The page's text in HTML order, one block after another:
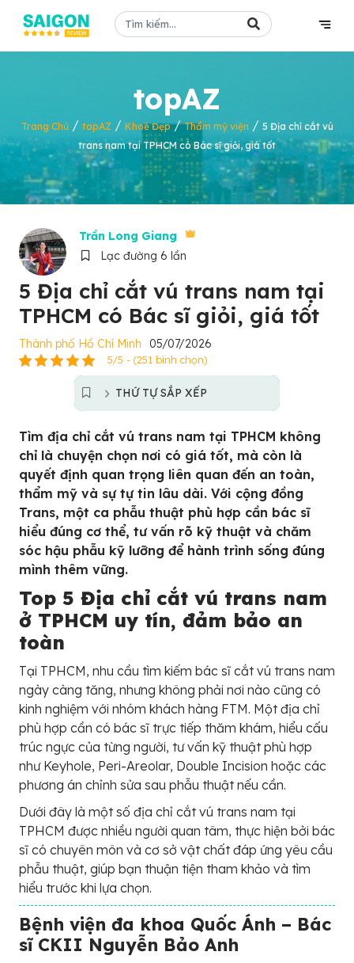
topAZ
Trang Chủ/ topAZ / Khoẻ Đẹp/Thẩm mỹ viện / 5 Địa chỉ cắt vú
trans nam tại TPHCM có Bác sĩ giỏi, giá tốt
Trần Long Giang
Lạc đường 6 lần
5 Địa chỉ cắt vú trans nam tại
TPHCM có Bác sĩ giỏi, giá tốt
Thành phố Hồ Chí Minh 05/07/2026
5/5 - (251 bình chọn)
THỨ TỰ SẮP XẾP
Tìm địa chỉ cắt vú trans nam tại TPHCM không
chỉ là chuyện chọn nơi có giá tốt, mà còn là
quyết định quan trọng liên quan đến an toàn,
thẩm mỹ và sự tự tin lâu dài. Với cộng đồng
Trans, một ca phẫu thuật phù hợp cần bác sĩ
hiểu đúng cơ thể, tư vấn rõ kỹ thuật và chăm
sóc hậu phẫu kỹ lưỡng để hành trình sống đúng
mình thêm vững.
Top 5 Địa chỉ cắt vú trans nam
ở TPHCM uy tín, đảm bảo an
toàn
Tại TPHCM, nhu cầu tìm kiếm bác sĩ cắt vú trans nam
ngày càng tăng, nhưng không phải nơi nào cũng có
kinh nghiệm với nhóm khách hàng FTM. Một địa chỉ
phù hợp cần có bác sĩ trực tiếp thăm khám, hiểu cấu
trúc ngực của từng người, tư vấn kỹ thuật phù hợp
như Keyhole, Peri-Areolar, Double Incision hoặc các
phương án chỉnh sửa sau phẫu thuật nếu cần.
Dưới đây là một số địa chỉ cắt vú trans nam tại
TPHCM được nhiều người quan tâm, thực hiện bởi bác
sĩ có chuyên môn và cơ sở vật chất đáp ứng yêu cầu
phẫu thuật, giúp bạn thuận tiện tham khảo và tìm
hiểu trước khi lựa chọn.
Bệnh viện đa khoa Quốc Ánh – Bác
sĩ CKII Nguyễn Bảo Anh